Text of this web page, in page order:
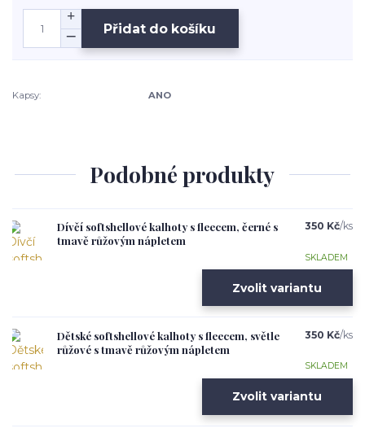
Přidat do košíku
Kapsy: ANO
Podobné produkty
Dívčí softshellové kalhoty s fleecem, černé s
tmavě růžovým nápletem
350 Kč/ks
SKLADEM
Zvolit variantu
Dětské softshellové kalhoty s fleecem, světle
růžové s tmavě růžovým nápletem
350 Kč/ks
SKLADEM
Zvolit variantu